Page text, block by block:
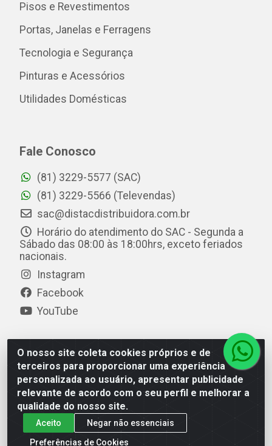
O nosso site coleta cookies próprios e de
terceiros para proporcionar uma experiência
personalizada ao usuário, apresentar publicidade
relevante de acordo com o seu perfil e melhorar a
qualidade do nosso site.
Aceito
Negar não essenciais
Preferências de Cookies
Pisos e Revestimentos
Portas, Janelas e Ferragens
Tecnologia e Segurança
Pinturas e Acessórios
Utilidades Domésticas
Fale Conosco
(81) 3229-5577 (SAC)
(81) 3229-5566 (Televendas)
sac@distacdistribuidora.com.br
Horário do atendimento do SAC - Segunda a
Sábado das 08:00 às 18:00hrs, exceto feriados
nacionais.
Instagram
Facebook
YouTube
Distac Distribuidora - Av. Durval de Góes Monteiro, 7049
- Jardim Petrópolis - Maceió/AL - CEP 57061-000 - CNPJ
08.072.649/0001-20